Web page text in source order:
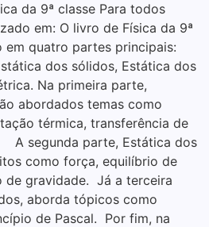
da 9ª classe Para todos
em: O livro de Física da 9ª
em quatro partes principais:
dos sólidos, Estática dos
Na primeira parte,
abordados temas como
térmica, transferência de
A segunda parte, Estática dos
como força, equilíbrio de
de gravidade. Já a terceira
aborda tópicos como
de Pascal. Por fim, na